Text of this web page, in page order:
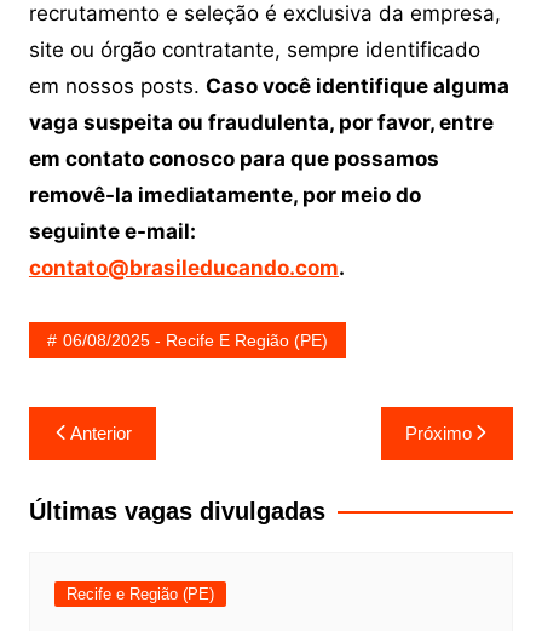
recrutamento e seleção é exclusiva da empresa,
site ou órgão contratante, sempre identificado
em nossos posts. Caso você identifique alguma
vaga suspeita ou fraudulenta, por favor, entre
em contato conosco para que possamos
removê-la imediatamente, por meio do
seguinte e-mail:
contato@brasileducando.com.
06/08/2025 - Recife E Região (PE)
Navegação
de
Post
Anterior Próximo
Últimas vagas divulgadas
Recife e Região (PE)